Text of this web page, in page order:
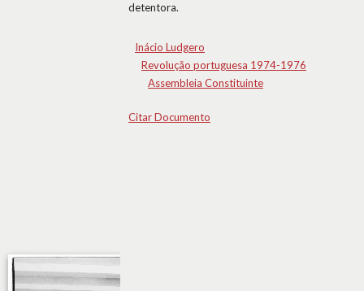
detentora.
Inácio Ludgero
Revolução portuguesa 1974-1976
Assembleia Constituinte
Citar Documento